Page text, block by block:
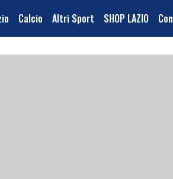
Calcio Altri Sport SHOP LAZIO